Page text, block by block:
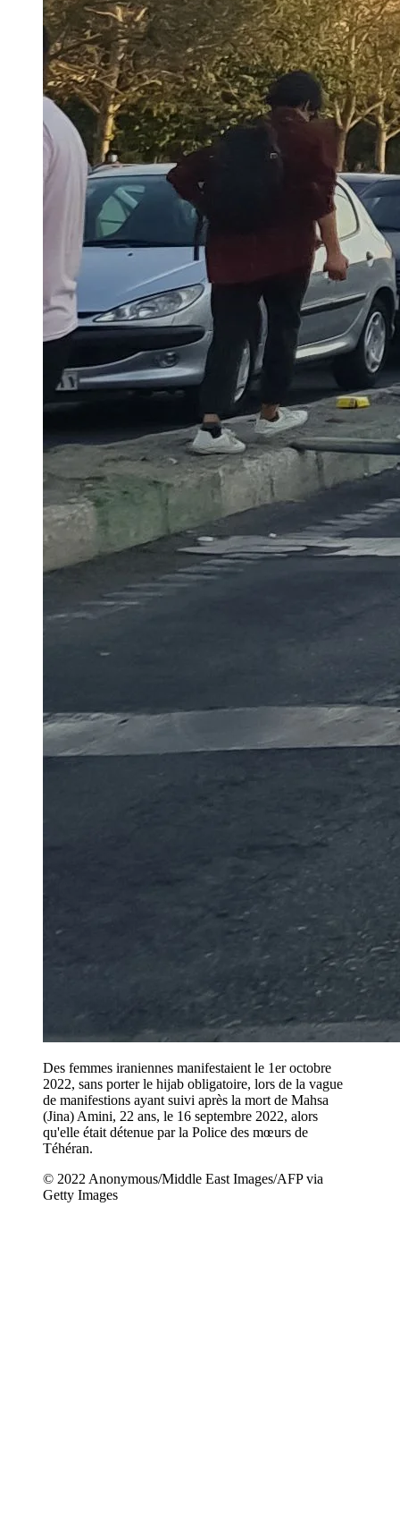
Des femmes iraniennes manifestaient le 1er octobre
2022, sans porter le hijab obligatoire, lors de la vague
de manifestions ayant suivi après la mort de Mahsa
(Jina) Amini, 22 ans, le 16 septembre 2022, alors
qu'elle était détenue par la Police des mœurs de
Téhéran.
© 2022 Anonymous/Middle East Images/AFP via
Getty Images